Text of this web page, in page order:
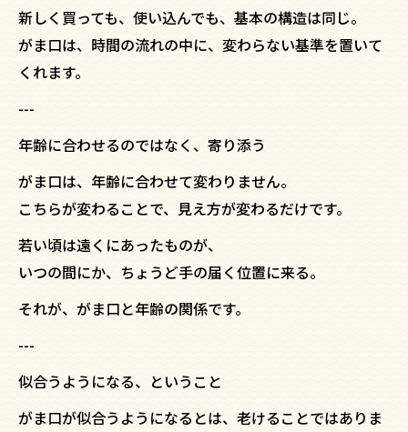
新しく買っても、使い込んでも、基本の構造は同じ。
がま口は、時間の流れの中に、変わらない基準を置いて
くれます。
---
年齢に合わせるのではなく、寄り添う
がま口は、年齢に合わせて変わりません。
こちらが変わることで、見え方が変わるだけです。
若い頃は遠くにあったものが、
いつの間にか、ちょうど手の届く位置に来る。
それが、がま口と年齢の関係です。
---
似合うようになる、ということ
がま口が似合うようになるとは、老けることではありま